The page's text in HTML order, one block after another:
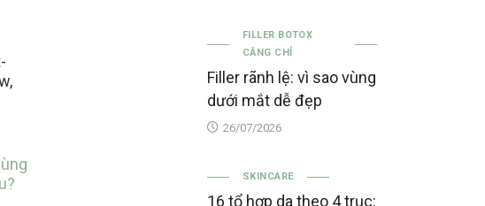
FILLER BOTOX
CĂNG CHỈ
Filler rãnh lệ: vì sao vùng
dưới mắt dễ đẹp
26/07/2026
SKINCARE
16 tổ hợp da theo 4 trục: